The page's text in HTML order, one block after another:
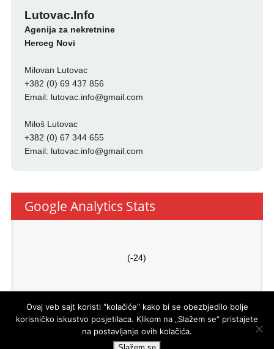
Lutovac.Info
Agenija za nekretnine
Herceg Novi
Milovan Lutovac
+382 (0) 69 437 856
Email: lutovac.info@gmail.com
Miloš Lutovac
+382 (0) 67 344 655
Email: lutovac.info@gmail.com
Google Analytics Stats
(-24)
- DEVELOPED BYPRO
Ovaj veb sajt koristi "kolačiće" kako bi se obezbjedilo bolje
korisničko iskustvo posjetilaca. Klikom na „Slažem se“ pristajete
na postavljanje ovih kolačića.